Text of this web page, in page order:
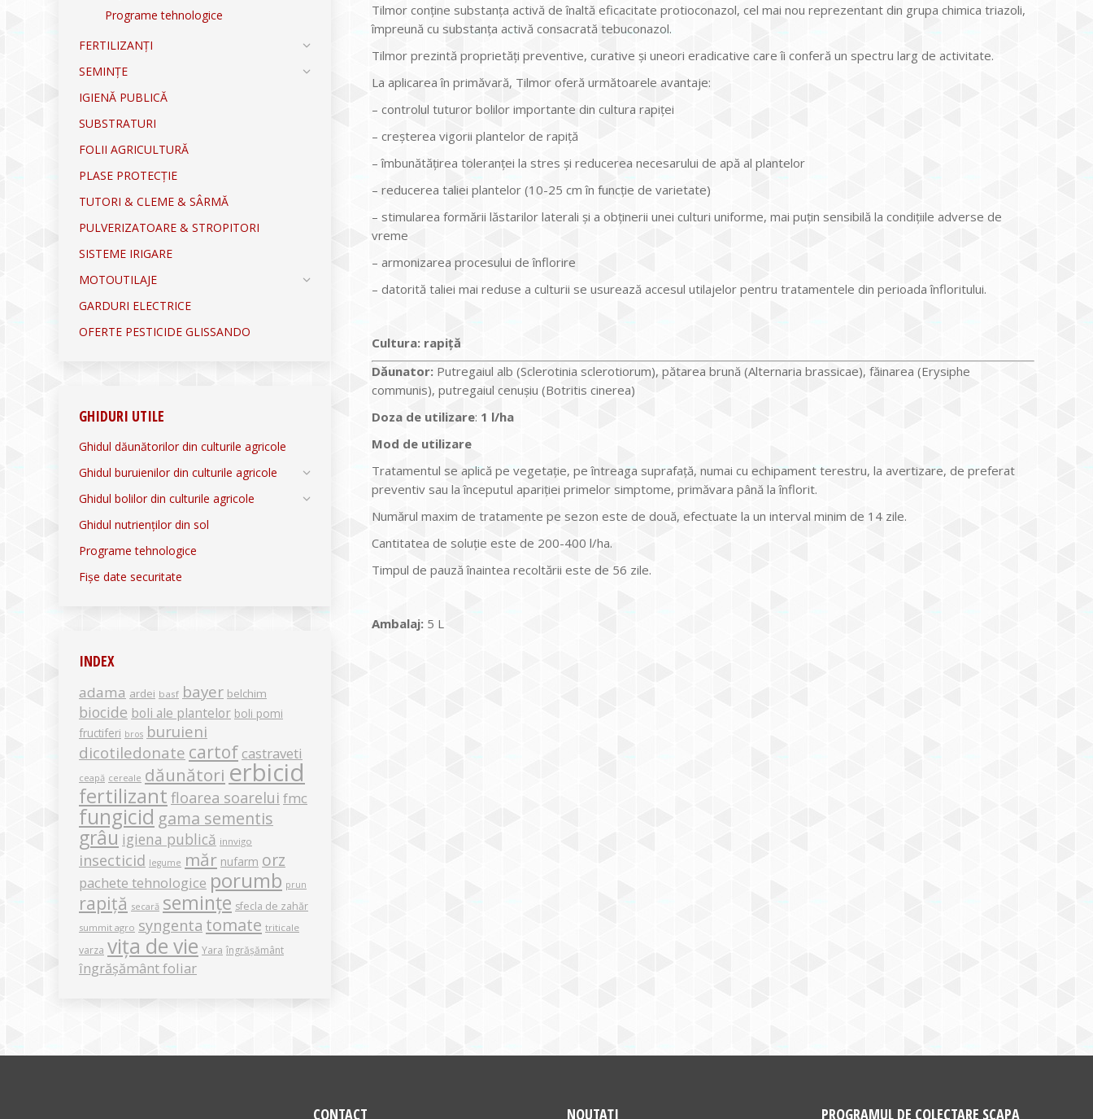
Tilmor conţine substanţa activă de înaltă eficacitate protioconazol, cel mai nou reprezentant din grupa chimica triazoli,
împreună cu substanţa activă consacrată tebuconazol.
Tilmor prezintă proprietăţi preventive, curative şi uneori eradicative care îi conferă un spectru larg de activitate.
La aplicarea în primăvară, Tilmor oferă următoarele avantaje:
– controlul tuturor bolilor importante din cultura rapiţei
– creşterea vigorii plantelor de rapiţă
– îmbunătăţirea toleranţei la stres şi reducerea necesarului de apă al plantelor
– reducerea taliei plantelor (10-25 cm în funcţie de varietate)
– stimularea formării lăstarilor laterali şi a obţinerii unei culturi uniforme, mai puţin sensibilă la condiţiile adverse de
vreme
– armonizarea procesului de înflorire
– datorită taliei mai reduse a culturii se usurează accesul utilajelor pentru tratamentele din perioada înfloritului.
Cultura: rapiţă
Dăunator: Putregaiul alb (Sclerotinia sclerotiorum), pătarea brună (Alternaria brassicae), făinarea (Erysiphe
communis), putregaiul cenuşiu (Botritis cinerea)
Doza de utilizare: 1 l/ha
Mod de utilizare
Tratamentul se aplică pe vegetaţie, pe întreaga suprafaţă, numai cu echipament terestru, la avertizare, de preferat
preventiv sau la începutul apariţiei primelor simptome, primăvara până la înflorit.
Numărul maxim de tratamente pe sezon este de două, efectuate la un interval minim de 14 zile.
Cantitatea de soluţie este de 200-400 l/ha.
Timpul de pauză înaintea recoltării este de 56 zile.
Ambalaj: 5 L
Programe tehnologice
FERTILIZANȚI
SEMINȚE
IGIENĂ PUBLICĂ
SUBSTRATURI
FOLII AGRICULTURĂ
PLASE PROTECȚIE
TUTORI & CLEME & SÂRMĂ
PULVERIZATOARE & STROPITORI
SISTEME IRIGARE
MOTOUTILAJE
GARDURI ELECTRICE
OFERTE PESTICIDE GLISSANDO
GHIDURI UTILE
Ghidul dăunătorilor din culturile agricole
Ghidul buruienilor din culturile agricole
Ghidul bolilor din culturile agricole
Ghidul nutrienților din sol
Programe tehnologice
Fișe date securitate
INDEX
adama ardei basf bayer belchim
biocide boli ale plantelor boli pomi
fructiferi bros buruieni
dicotiledonate cartof castraveti
ceapă cereale dăunători erbicid
fertilizant floarea soarelui fmc
fungicid gama sementis
grâu igiena publică innvigo
insecticid legume măr nufarm orz
pachete tehnologice porumb prun
rapiță secară semințe sfecla de zahăr
summit agro syngenta tomate triticale
varza vița de vie Yara îngrășământ
îngrășământ foliar
CONTACT NOUTAȚI PROGRAMUL DE COLECTARE SCAPA